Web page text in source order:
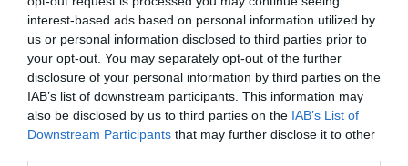
interest-based ads based on personal information utilized by
us or personal information disclosed to third parties prior to
your opt-out. You may separately opt-out of the further
disclosure of your personal information by third parties on the
IAB’s list of downstream participants. This information may
also be disclosed by us to third parties on the IAB’s List of
Downstream Participants that may further disclose it to other
empezar con problemas de acné, generalmente con sus
madres. En estos casos, prefiero hablar con el
adolescente, a solas si es posible, y explicarle cuál es su
patología, qué tiene que utilizar, que si no cuida bien la
piel le pueden quedar marcas, hiperpigmentaciones,
enseñarle fotos, desmentirle bulos, escuchar sus